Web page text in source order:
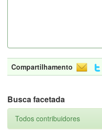
Compartilhamento
Busca facetada
Todos contribuidores